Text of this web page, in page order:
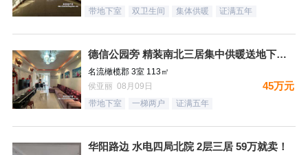
带地下室 双卫生间 集体供暖 证满五年
德信公园旁 精装南北三居集中供暖送地下室 税费低
名流橄榄郡 3室 113㎡
侯亚丽 08月09日
45万元
带地下室 一梯两户 证满五年
华阳路边 水电四局北院 2层三居 59万就卖！